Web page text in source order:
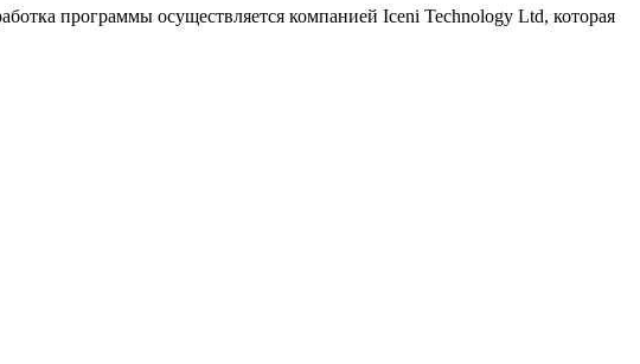
программы осуществляется компанией Iceni Technology Ltd, которая